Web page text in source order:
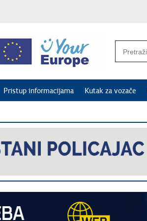
Pristup informacijama Kutak za vozače